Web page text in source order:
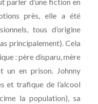
parler d’une fiction en
près, elle a été
tous d’origine
principalement). Cela
: père disparu, mère
un en prison. Johnny
et trafique de l’alcool
la population), sa